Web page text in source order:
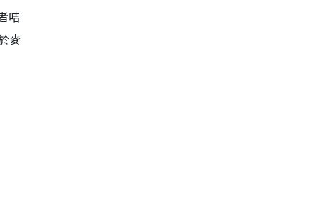
咭
麥